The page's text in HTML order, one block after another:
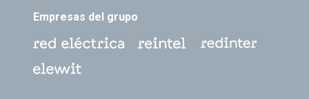
Empresas del grupo